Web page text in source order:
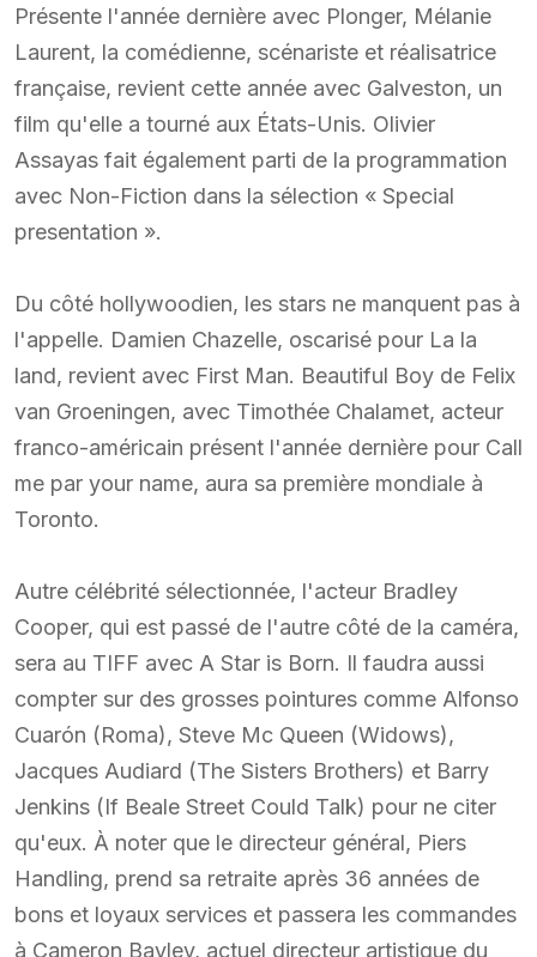
Présente l'année dernière avec Plonger, Mélanie
Laurent, la comédienne, scénariste et réalisatrice
française, revient cette année avec Galveston, un
film qu'elle a tourné aux États-Unis. Olivier
Assayas fait également parti de la programmation
avec Non-Fiction dans la sélection « Special
presentation ».
Du côté hollywoodien, les stars ne manquent pas à
l'appelle. Damien Chazelle, oscarisé pour La la
land, revient avec First Man. Beautiful Boy de Felix
van Groeningen, avec Timothée Chalamet, acteur
franco-américain présent l'année dernière pour Call
me par your name, aura sa première mondiale à
Toronto.
Autre célébrité sélectionnée, l'acteur Bradley
Cooper, qui est passé de l'autre côté de la caméra,
sera au TIFF avec A Star is Born. Il faudra aussi
compter sur des grosses pointures comme Alfonso
Cuarón (Roma), Steve Mc Queen (Widows),
Jacques Audiard (The Sisters Brothers) et Barry
Jenkins (If Beale Street Could Talk) pour ne citer
qu'eux. À noter que le directeur général, Piers
Handling, prend sa retraite après 36 années de
bons et loyaux services et passera les commandes
à Cameron Bayley, actuel directeur artistique du